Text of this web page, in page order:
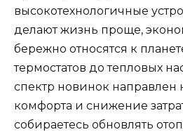
высокотехнологичные
делают жизнь проще,
бережно относятся к
термостатов до тепловых
спектр новинок направлен
комфорта и снижение
собираетесь обновлять